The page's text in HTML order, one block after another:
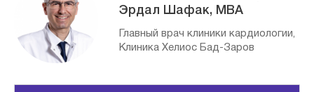
Эрдал Шафак, MBA
Главный врач клиники кардиологии,
Клиника Хелиос Бад-Заров